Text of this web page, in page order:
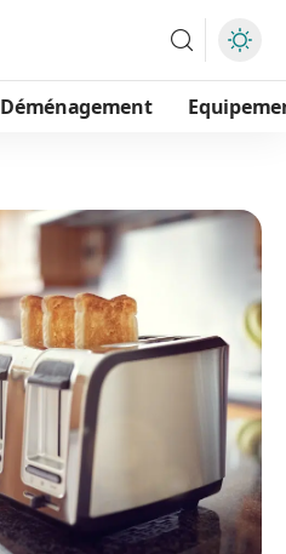
Déménagement